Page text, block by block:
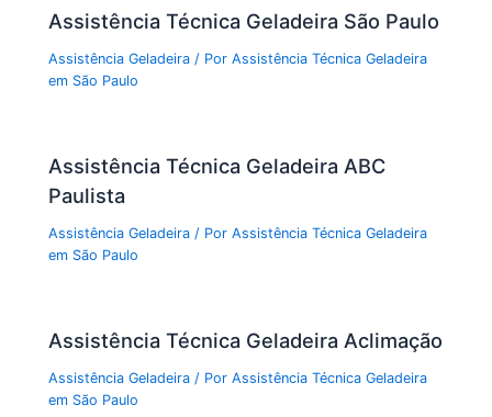
Assistência Técnica Geladeira São Paulo
Assistência Geladeira / PorAssistência Técnica Geladeira
em São Paulo
Assistência Técnica Geladeira ABC
Paulista
Assistência Geladeira / PorAssistência Técnica Geladeira
em São Paulo
Assistência Técnica Geladeira Aclimação
Assistência Geladeira / PorAssistência Técnica Geladeira
em São Paulo